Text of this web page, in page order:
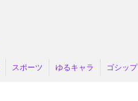
スポーツ ゆるキャラ ゴシップ